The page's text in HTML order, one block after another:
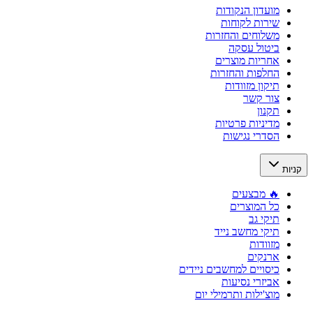
מועדון הנקודות
שירות לקוחות
משלוחים והחזרות
ביטול עסקה
אחריות מוצרים
החלפות והחזרות
תיקון מזוודות
צור קשר
תקנון
מדיניות פרטיות
הסדרי נגישות
קניות
🔥 מבצעים
כל המוצרים
תיקי גב
תיקי מחשב נייד
מזוודות
ארנקים
כיסויים למחשבים ניידים
אביזרי נסיעות
מוצ'ילות ותרמילי יום